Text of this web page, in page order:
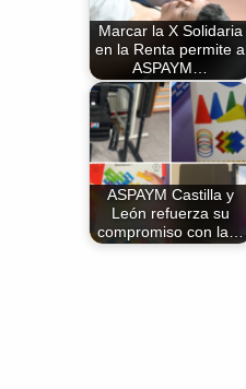
Marcar la X Solidaria
en la Renta permite a
ASPAYM…
ASPAYM Castilla y
León refuerza su
compromiso con la…